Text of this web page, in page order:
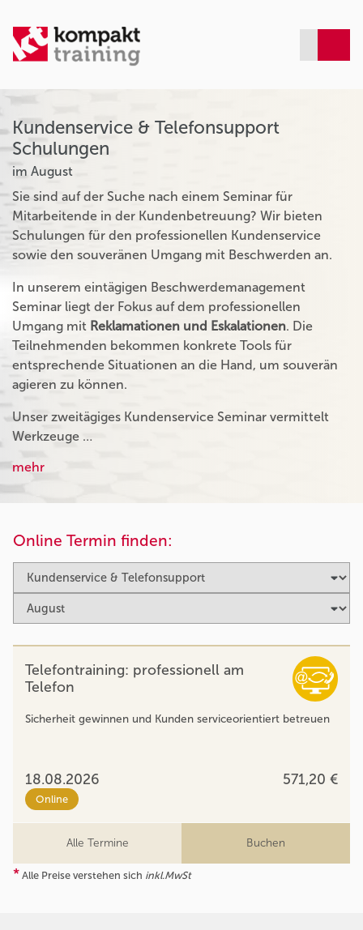
Kundenservice & Telefonsupport
Schulungen
im August
Sie sind auf der Suche nach einem Seminar für
Mitarbeitende in der Kundenbetreuung? Wir bieten
Schulungen für den professionellen Kundenservice
sowie den souveränen Umgang mit Beschwerden an.
In unserem eintägigen Beschwerdemanagement
Seminar liegt der Fokus auf dem professionellen
Umgang mit Reklamationen und Eskalationen. Die
Teilnehmenden bekommen konkrete Tools für
entsprechende Situationen an die Hand, um souverän
agieren zu können.
Unser zweitägiges Kundenservice Seminar vermittelt
Werkzeuge …
mehr
Online Termin finden:
Telefontraining: professionell am
Telefon
Sicherheit gewinnen und Kunden serviceorientiert betreuen
18.08.2026 571,20 €
Online
Alle Termine Buchen
* Alle Preise verstehen sich inkl.MwSt